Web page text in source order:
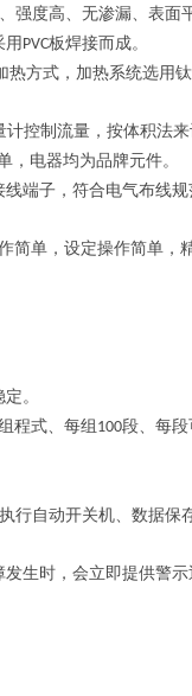
强度高、无渗漏、表面
用 PVC板焊接而成。
热方式，加热系统选用
控制流量，按体积法来
，电器均为品牌元件。
端子，符合电气布线规
简单，设定操作简单，
。
程式、每组 100段、每段
行自动开关机、数据保
生时，会立即提供警示